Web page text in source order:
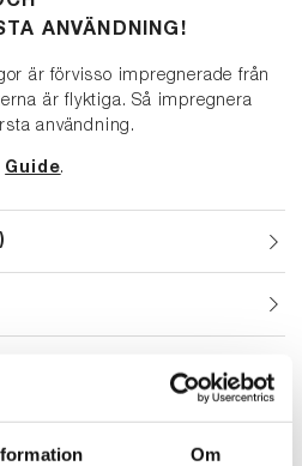
Om
ANVÄNDNING!
är förvisso impregnerade från
är flyktiga. Så impregnera
användning.
Guide.
OCKSÅ PÅ